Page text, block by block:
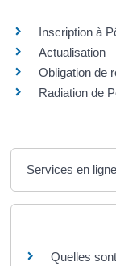
Inscription à
Actualisation
Obligation de
Radiation de
Services en
Quelles